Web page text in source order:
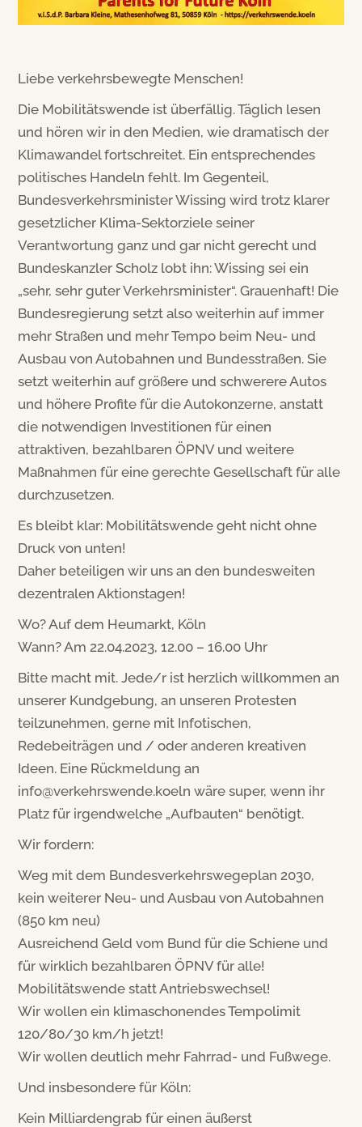
Liebe verkehrsbewegte Menschen!
Die Mobilitätswende ist überfällig. Täglich lesen
und hören wir in den Medien, wie dramatisch der
Klimawandel fortschreitet. Ein entsprechendes
politisches Handeln fehlt. Im Gegenteil,
Bundesverkehrsminister Wissing wird trotz klarer
gesetzlicher Klima-Sektorziele seiner
Verantwortung ganz und gar nicht gerecht und
Bundeskanzler Scholz lobt ihn: Wissing sei ein
„sehr, sehr guter Verkehrsminister“. Grauenhaft! Die
Bundesregierung setzt also weiterhin auf immer
mehr Straßen und mehr Tempo beim Neu- und
Ausbau von Autobahnen und Bundesstraßen. Sie
setzt weiterhin auf größere und schwerere Autos
und höhere Profite für die Autokonzerne, anstatt
die notwendigen Investitionen für einen
attraktiven, bezahlbaren ÖPNV und weitere
Maßnahmen für eine gerechte Gesellschaft für alle
durchzusetzen.
Es bleibt klar: Mobilitätswende geht nicht ohne
Druck von unten!
Daher beteiligen wir uns an den bundesweiten
dezentralen Aktionstagen!
Wo? Auf dem Heumarkt, Köln
Wann? Am 22.04.2023, 12.00 – 16.00 Uhr
Bitte macht mit. Jede/r ist herzlich willkommen an
unserer Kundgebung, an unseren Protesten
teilzunehmen, gerne mit Infotischen,
Redebeiträgen und / oder anderen kreativen
Ideen. Eine Rückmeldung an
info@verkehrswende.koeln wäre super, wenn ihr
Platz für irgendwelche „Aufbauten“ benötigt.
Wir fordern:
Weg mit dem Bundesverkehrswegeplan 2030,
kein weiterer Neu- und Ausbau von Autobahnen
(850 km neu)
Ausreichend Geld vom Bund für die Schiene und
für wirklich bezahlbaren ÖPNV für alle!
Mobilitätswende statt Antriebswechsel!
Wir wollen ein klimaschonendes Tempolimit
120/80/30 km/h jetzt!
Wir wollen deutlich mehr Fahrrad- und Fußwege.
Und insbesondere für Köln:
Kein Milliardengrab für einen äußerst